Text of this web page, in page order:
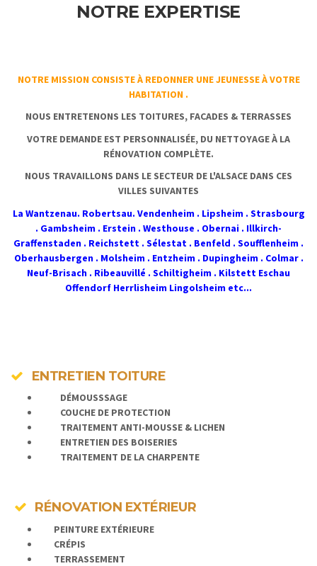
NOTRE EXPERTISE
NOTRE MISSION CONSISTE À REDONNER UNE JEUNESSE À VOTRE
HABITATION .
NOUS ENTRETENONS LES TOITURES, FACADES & TERRASSES
VOTRE DEMANDE EST PERSONNALISÉE, DU NETTOYAGE À LA
RÉNOVATION COMPLÈTE.
NOUS TRAVAILLONS DANS LE SECTEUR DE L'ALSACE DANS CES
VILLES SUIVANTES
La Wantzenau. Robertsau. Vendenheim . Lipsheim . Strasbourg
. Gambsheim . Erstein . Westhouse . Obernai . Illkirch-
Graffenstaden . Reichstett . Sélestat . Benfeld . Soufflenheim .
Oberhausbergen . Molsheim . Entzheim . Dupingheim . Colmar .
Neuf-Brisach . Ribeauvillé . Schiltigheim . Kilstett Eschau
Offendorf Herrlisheim Lingolsheim etc...
ENTRETIEN TOITURE
DÉMOUSSSAGE
COUCHE DE PROTECTION
TRAITEMENT ANTI-MOUSSE & LICHEN
ENTRETIEN DES BOISERIES
TRAITEMENT DE LA CHARPENTE
RÉNOVATION EXTÉRIEUR
PEINTURE EXTÉRIEURE
CRÉPIS
TERRASSEMENT